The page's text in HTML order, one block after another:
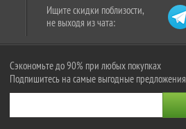
Ищите скидки поблизости,
не выходя из чата:
Сэкономьте до 90% при любых покупках
Подпишитесь на самые выгодные предложения